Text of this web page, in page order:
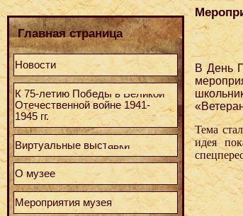
Главная страница
Новости
К 75-летию Победы в Великой
Отечественной войне 1941-
1945 гг.
Виртуальные выставки
О музее
Мероприятия музея
В День
Тема
идея